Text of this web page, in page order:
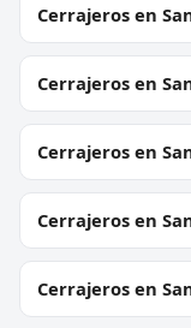
Cerrajeros en
Cerrajeros en
Cerrajeros en
Cerrajeros en
Cerrajeros en